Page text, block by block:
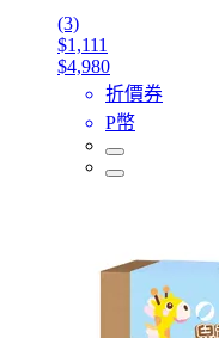
(3)
$1,111
$4,980
折價券
P幣